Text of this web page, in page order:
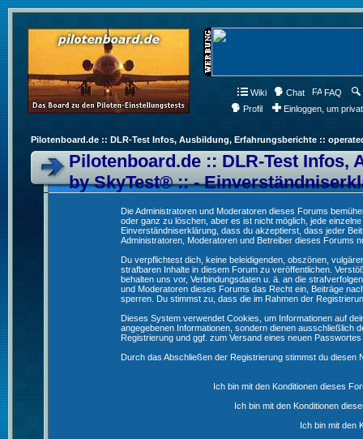
Wiki Chat FAQ
Profil
Einloggen, um
Pilotenboard.de :: DLR-Test Infos, Ausbildung, Erfahrungsberichte ::
Pilotenboard.de :: DLR-Test
by SkyTest® :: -
Die Administratoren und Moderatoren dieses Forums
oder ganz zu löschen, aber es ist nicht möglich, jede
Einverständniserklärung, dass du akzeptierst, dass jeder
Administratoren, Moderatoren und Betreiber dieses Forums
Du verpflichtest dich, keine beleidigenden, obszönen,
strafbaren Inhalte in diesem Forum zu veröffentlichen.
behalten uns vor, Verbindungsdaten u. ä. an die
und Moderatoren dieses Forums das Recht ein, Beiträge
sperren. Du stimmst zu, dass die im Rahmen der
Dieses System verwendet Cookies, um Informationen auf
angegebenen Informationen, sondern dienen ausschließlich
Registrierung und ggf. zum Versand eines neuen
Durch das Abschließen der Registrierung stimmst du diesen
Ich bin mit den Konditionen dieses
Ich bin mit den Konditionen
Ich bin mit den